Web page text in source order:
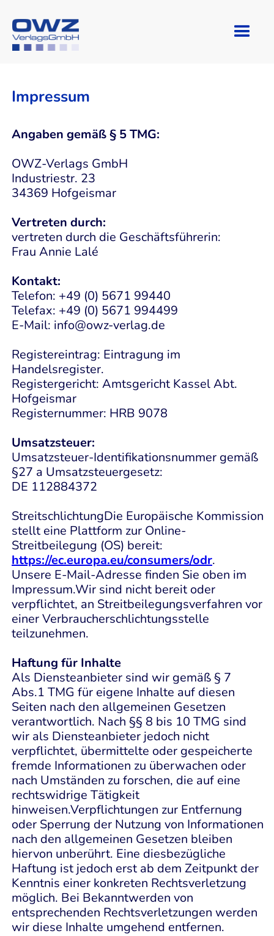
Impressum
Angaben gemäß § 5 TMG:
OWZ-Verlags GmbH
Industriestr. 23
34369 Hofgeismar
Vertreten durch:
vertreten durch die Geschäftsführerin:
Frau Annie Lalé
Kontakt:
Telefon: +49 (0) 5671 99440
Telefax: +49 (0) 5671 994499
E-Mail: info@owz-verlag.de
Registereintrag: Eintragung im
Handelsregister.
Registergericht: Amtsgericht Kassel Abt.
Hofgeismar
Registernummer: HRB 9078
Umsatzsteuer:
Umsatzsteuer-Identifikationsnummer gemäß
§27 a Umsatzsteuergesetz:
DE 112884372
StreitschlichtungDie Europäische Kommission
stellt eine Plattform zur Online-
Streitbeilegung (OS) bereit:
https://ec.europa.eu/consumers/odr.
Unsere E-Mail-Adresse finden Sie oben im
Impressum.Wir sind nicht bereit oder
verpflichtet, an Streitbeilegungsverfahren vor
einer Verbraucherschlichtungsstelle
teilzunehmen.
Haftung für Inhalte
Als Diensteanbieter sind wir gemäß § 7
Abs.1 TMG für eigene Inhalte auf diesen
Seiten nach den allgemeinen Gesetzen
verantwortlich. Nach §§ 8 bis 10 TMG sind
wir als Diensteanbieter jedoch nicht
verpflichtet, übermittelte oder gespeicherte
fremde Informationen zu überwachen oder
nach Umständen zu forschen, die auf eine
rechtswidrige Tätigkeit
hinweisen.Verpflichtungen zur Entfernung
oder Sperrung der Nutzung von Informationen
nach den allgemeinen Gesetzen bleiben
hiervon unberührt. Eine diesbezügliche
Haftung ist jedoch erst ab dem Zeitpunkt der
Kenntnis einer konkreten Rechtsverletzung
möglich. Bei Bekanntwerden von
entsprechenden Rechtsverletzungen werden
wir diese Inhalte umgehend entfernen.